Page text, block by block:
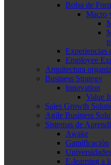
Bolsa de
Macro
Experiencias
Employee
Arquitectura
Business Strategy
Innovation
Value
Sales Growth
Agile Business
Sistemas de
Awake
Gamificación
E-learning a